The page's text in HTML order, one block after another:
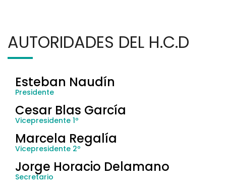
AUTORIDADES DEL H.C.D
Esteban Naudín
Presidente
Cesar Blas García
Vicepresidente 1º
Marcela Regalía
Vicepresidente 2º
Jorge Horacio Delamano
Secretario